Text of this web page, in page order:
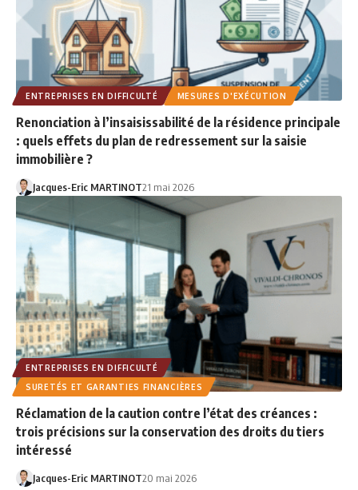
ENTREPRISES EN DIFFICULTÉ MESURES D'EXÉCUTION
Renonciation à l’insaisissabilité de la résidence principale
: quels effets du plan de redressement sur la saisie
immobilière ?
Jacques-Eric MARTINOT21 mai 2026
ENTREPRISES EN DIFFICULTÉ
SURETÉS ET GARANTIES FINANCIÈRES
Réclamation de la caution contre l’état des créances :
trois précisions sur la conservation des droits du tiers
intéressé
Jacques-Eric MARTINOT20 mai 2026